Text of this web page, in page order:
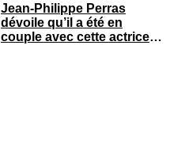
Jean-Philippe Perras
dévoile qu’il a été en
couple avec cette actrice